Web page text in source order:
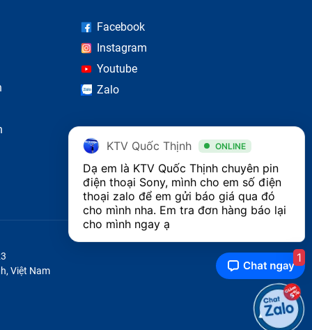
Facebook
Instagram
Youtube
Zalo
Việt Nam
KTV Quốc Thịnh ONLINE
Dạ em là KTV Quốc Thịnh chuyên pin
điện thoại Sony, mình cho em số điện
thoại zalo để em gửi báo giá qua đó
cho mình nha. Em tra đơn hàng báo lại
cho mình ngay ạ
1